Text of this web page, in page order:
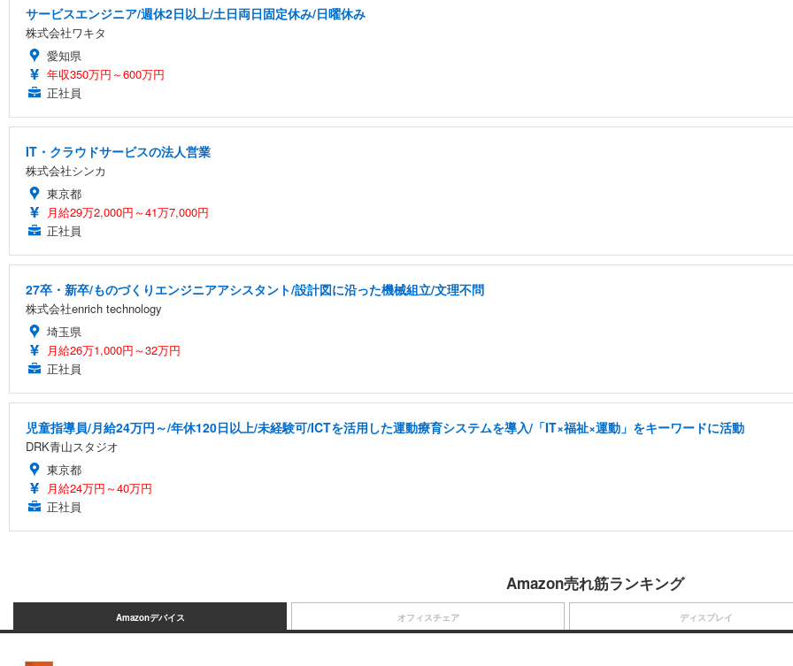
サービスエンジニア/週休2日以上/土日両日固定休み/日曜休み
株式会社ワキタ
愛知県
年収350万円～600万円
正社員
IT・クラウドサービスの法人営業
株式会社シンカ
東京都
月給29万2,000円～41万7,000円
正社員
27卒・新卒/ものづくりエンジニアアシスタント/設計図に沿った機械組立/文理不問
株式会社enrich technology
埼玉県
月給26万1,000円～32万円
正社員
児童指導員/月給24万円～/年休120日以上/未経験可/ICTを活用した運動療育システムを導入/「IT×福祉×運動」をキーワードに活動
DRK青山スタジオ
東京都
月給24万円～40万円
正社員
Amazon売れ筋ランキング
Amazonデバイス オフィスチェア ディスプレイ